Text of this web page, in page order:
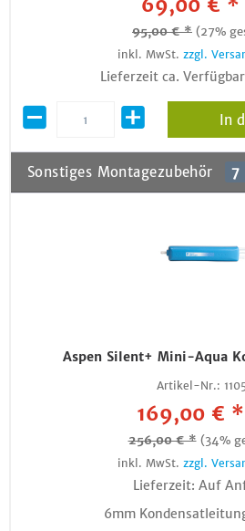
69,00 € *
95,00 € * (27%
inkl. MwSt. zzgl.
Lieferzeit ca.
In
Sonstiges Montagezubehör 7
Aspen Silent+ Mini-Aqua
Artikel-Nr.:
169,00 € *
256,00 € * (34%
inkl. MwSt. zzgl.
Lieferzeit: Auf
6mm